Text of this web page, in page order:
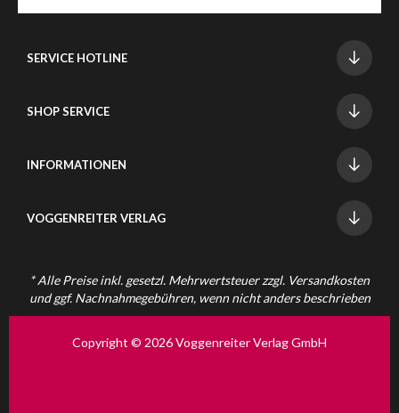
SERVICE HOTLINE
SHOP SERVICE
INFORMATIONEN
VOGGENREITER VERLAG
* Alle Preise inkl. gesetzl. Mehrwertsteuer zzgl. Versandkosten
und ggf. Nachnahmegebühren, wenn nicht anders beschrieben
Copyright © 2026 Voggenreiter Verlag GmbH